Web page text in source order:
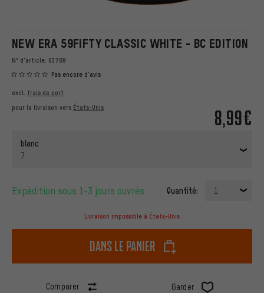
NEW ERA 59FIFTY CLASSIC WHITE - BC EDITION
N° d'article: 63789
Pas encore d'avis
8,99€
excl. frais de port
pour la livraison vers États-Unis
blanc
7
Expédition sous 1-3 jours ouvrés Quantité: 1
Livraison impossible à États-Unis
dans le panier
Comparer Garder